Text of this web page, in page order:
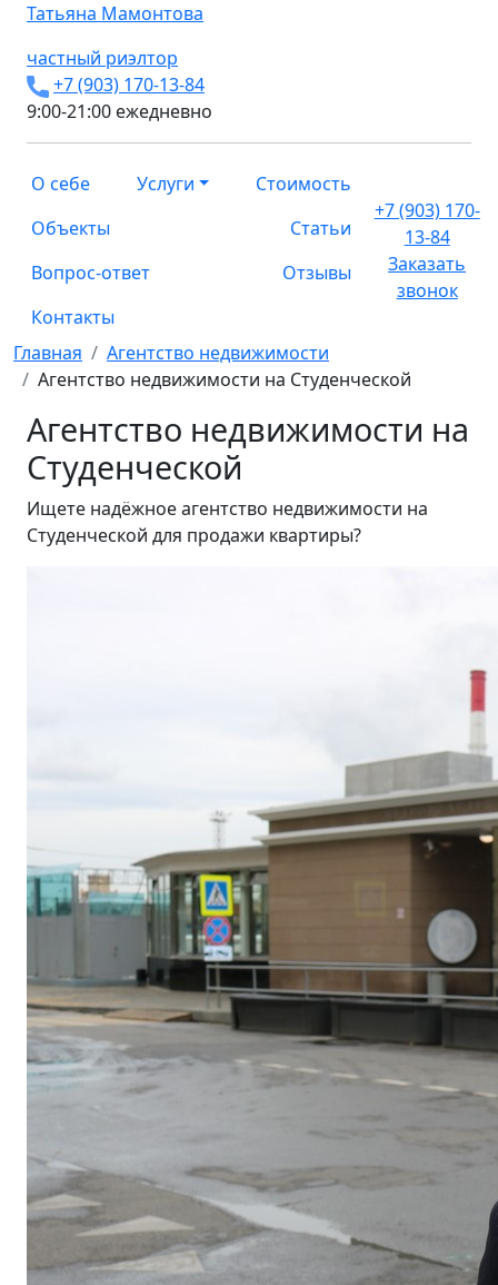
Татьяна Мамонтова
частный риэлтор
+7 (903) 170-13-84
9:00-21:00 ежедневно
О себе Услуги
Стоимость
Объекты
Статьи
Вопрос-ответ
Отзывы
Контакты
+7 (903) 170-
13-84
Заказать
звонок
Главная
Агентство недвижимости
Агентство недвижимости на Студенческой
Агентство недвижимости на
Студенческой
Ищете надёжное агентство недвижимости на
Студенческой для продажи квартиры?